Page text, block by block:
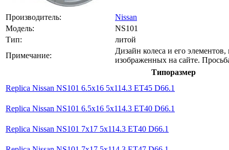
Производитель:
Nissan
Модель:
NS101
Тип:
литой
Примечание:
Дизайн колеса и его
изображенных на сайте.
Типоразмер
Replica Nissan NS101 6.5x16 5x114.3 ET45 D66.1
Replica Nissan NS101 6.5x16 5x114.3 ET40 D66.1
Replica Nissan NS101 7x17 5x114.3 ET40 D66.1